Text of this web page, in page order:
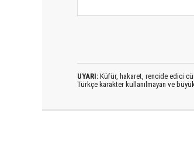
UYARI: Küfür, hakaret, rencide edici
Türkçe karakter kullanılmayan ve